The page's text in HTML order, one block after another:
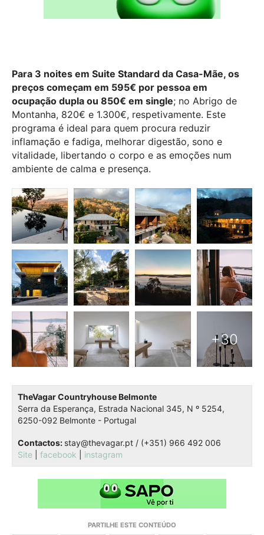
Para 3 noites em Suite Standard da Casa-Mãe, os
preços começam em 595€ por pessoa em
ocupação dupla ou 850€ em single; no Abrigo de
Montanha, 820€ e 1.300€, respetivamente. Este
programa é ideal para quem procura reduzir
inflamação e fadiga, melhorar digestão, sono e
vitalidade, libertando o corpo e as emoções num
ambiente de calma e presença.
TheVagar Countryhouse Belmonte
Serra da Esperança, Estrada Nacional 345, N º 5254,
6250-092 Belmonte - Portugal
Contactos: stay@thevagar.pt / (+351) 966 492 006
Site| facebook instagram